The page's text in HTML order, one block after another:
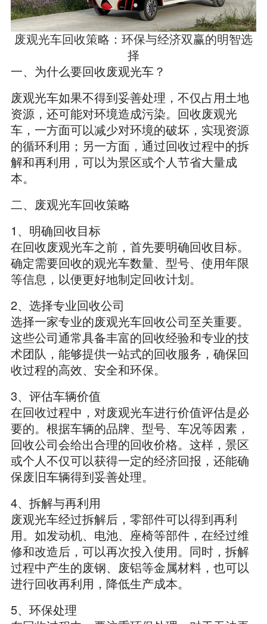
废观光车回收策略：环保与经济双赢的明智选
择
一、为什么要回收废观光车？
废观光车如果不得到妥善处理，不仅占用土地
资源，还可能对环境造成污染。回收废观光
车，一方面可以减少对环境的破坏，实现资源
的循环利用；另一方面，通过回收过程中的拆
解和再利用，可以为景区或个人节省大量成
本。
二、废观光车回收策略
1、明确回收目标
在回收废观光车之前，首先要明确回收目标。
确定需要回收的观光车数量、型号、使用年限
等信息，以便更好地制定回收计划。
2、选择专业回收公司
选择一家专业的废观光车回收公司至关重要。
这些公司通常具备丰富的回收经验和专业的技
术团队，能够提供一站式的回收服务，确保回
收过程的高效、安全和环保。
3、评估车辆价值
在回收过程中，对废观光车进行价值评估是必
要的。根据车辆的品牌、型号、车况等因素，
回收公司会给出合理的回收价格。这样，景区
或个人不仅可以获得一定的经济回报，还能确
保废旧车辆得到妥善处理。
4、拆解与再利用
废观光车经过拆解后，零部件可以得到再利
用。如发动机、电池、座椅等部件，在经过维
修和改造后，可以再次投入使用。同时，拆解
过程中产生的废钢、废铝等金属材料，也可以
进行回收再利用，降低生产成本。
5、环保处理